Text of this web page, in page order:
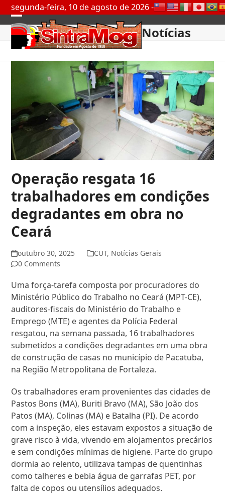
Skip
to
content
segunda-feira, 10 de agosto de 2026 -
Open
mobile
menu
Close
mobile
menu
Notícias
Operação resgata 16
trabalhadores em condições
degradantes em obra no
Ceará
outubro 30, 2025 CUT, Notícias Gerais
0 Comments
Uma força-tarefa composta por procuradores do
Ministério Público do Trabalho no Ceará (MPT-CE),
auditores-fiscais do Ministério do Trabalho e
Emprego (MTE) e agentes da Polícia Federal
resgatou, na semana passada, 16 trabalhadores
submetidos a condições degradantes em uma obra
de construção de casas no município de Pacatuba,
na Região Metropolitana de Fortaleza.
Os trabalhadores eram provenientes das cidades de
Pastos Bons (MA), Buriti Bravo (MA), São João dos
Patos (MA), Colinas (MA) e Batalha (PI). De acordo
com a inspeção, eles estavam expostos a situação de
grave risco à vida, vivendo em alojamentos precários
e sem condições mínimas de higiene. Parte do grupo
dormia ao relento, utilizava tampas de quentinhas
como talheres e bebia água de garrafas PET, por
falta de copos ou utensílios adequados.